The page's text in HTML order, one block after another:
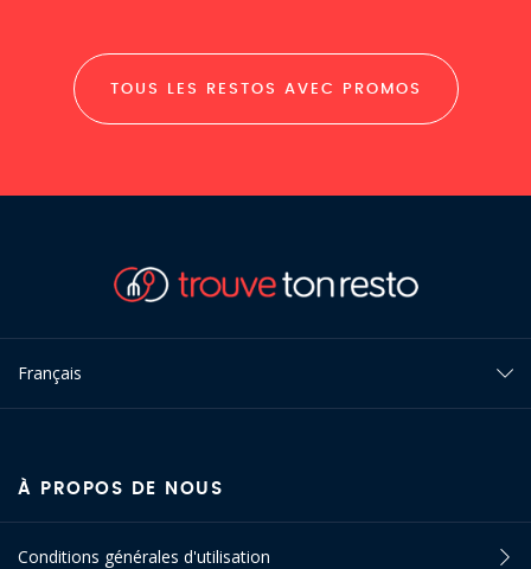
TOUS LES RESTOS AVEC PROMOS
Français
À PROPOS DE NOUS
Conditions générales d'utilisation